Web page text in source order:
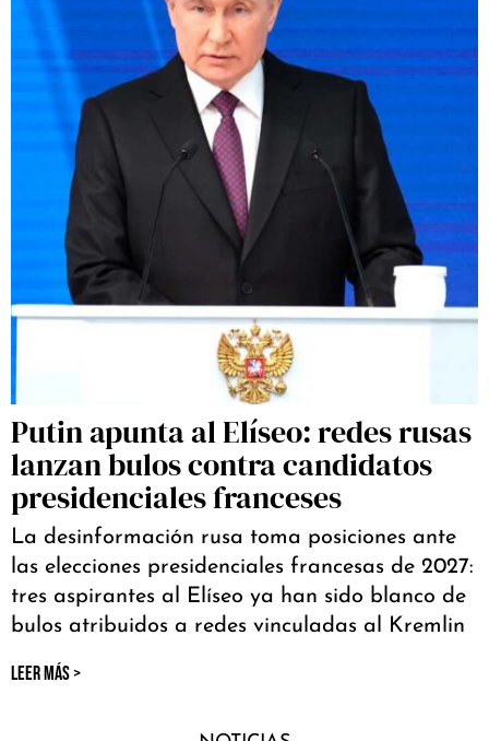
Putin apunta al Elíseo: redes rusas
lanzan bulos contra candidatos
presidenciales franceses
La desinformación rusa toma posiciones ante
las elecciones presidenciales francesas de 2027:
tres aspirantes al Elíseo ya han sido blanco de
bulos atribuidos a redes vinculadas al Kremlin
LEER MÁS >